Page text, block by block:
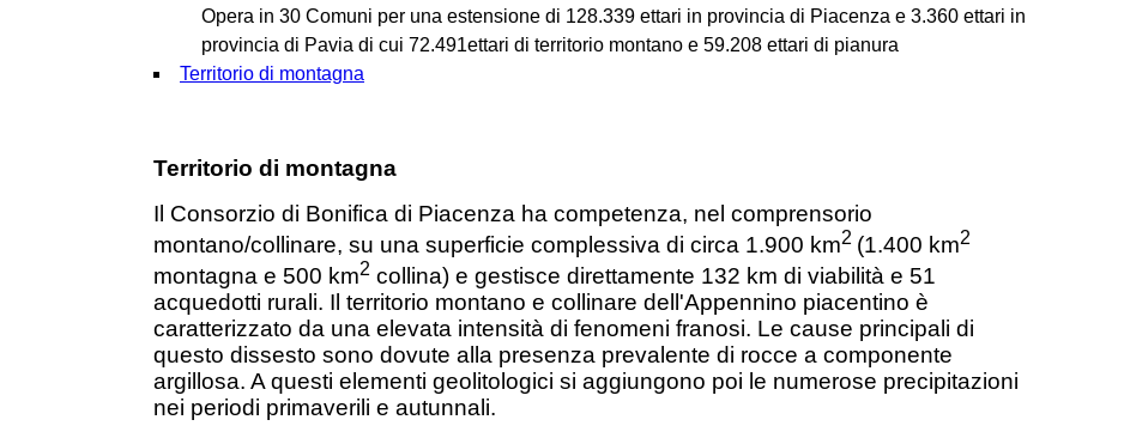
Opera in 30 Comuni per una estensione di 128.339 ettari in provincia di Piacenza e 3.360 ettari in
provincia di Pavia di cui 72.491ettari di territorio montano e 59.208 ettari di pianura
Territorio di montagna
Territorio di montagna
Il Consorzio di Bonifica di Piacenza ha competenza, nel comprensorio
montano/collinare, su una superficie complessiva di circa 1.900 km2 (1.400 km2
montagna e 500 km2 collina) e gestisce direttamente 132 km di viabilità e 51
acquedotti rurali. Il territorio montano e collinare dell'Appennino piacentino è
caratterizzato da una elevata intensità di fenomeni franosi. Le cause principali di
questo dissesto sono dovute alla presenza prevalente di rocce a componente
argillosa. A questi elementi geolitologici si aggiungono poi le numerose precipitazioni
nei periodi primaverili e autunnali.